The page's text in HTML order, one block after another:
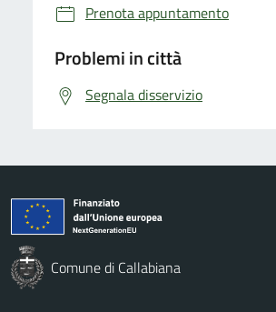
Prenota appuntamento
Problemi in città
Segnala disservizio
Comune di Callabiana